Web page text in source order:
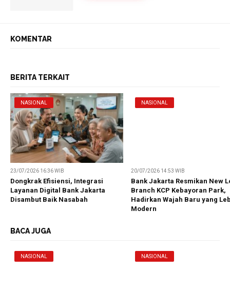
KOMENTAR
BERITA TERKAIT
NASIONAL
23/07/2026 16:36 WIB
Dongkrak Efisiensi, Integrasi
Layanan Digital Bank Jakarta
Disambut Baik Nasabah
NASIONAL
20/07/2026 14:53 WIB
Bank Jakarta Resmikan New
Branch KCP Kebayoran Park,
Hadirkan Wajah Baru yang
Modern
BACA JUGA
NASIONAL NASIONAL